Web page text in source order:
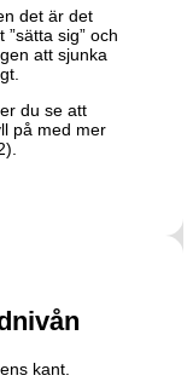
det är det
sig” och
att sjunka
du se att
på med mer
kant.